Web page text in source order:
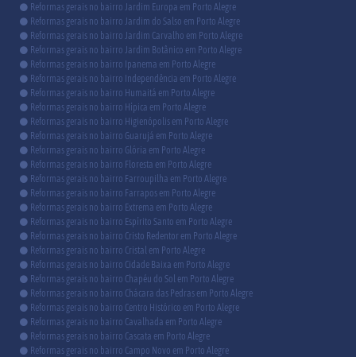
Reformas gerais no bairro Jardim Europa em Porto Alegre
Reformas gerais no bairro Jardim do Salso em Porto Alegre
Reformas gerais no bairro Jardim Carvalho em Porto Alegre
Reformas gerais no bairro Jardim Botânico em Porto Alegre
Reformas gerais no bairro Ipanema em Porto Alegre
Reformas gerais no bairro Independência em Porto Alegre
Reformas gerais no bairro Humaitá em Porto Alegre
Reformas gerais no bairro Hípica em Porto Alegre
Reformas gerais no bairro Higienópolis em Porto Alegre
Reformas gerais no bairro Guarujá em Porto Alegre
Reformas gerais no bairro Glória em Porto Alegre
Reformas gerais no bairro Floresta em Porto Alegre
Reformas gerais no bairro Farroupilha em Porto Alegre
Reformas gerais no bairro Farrapos em Porto Alegre
Reformas gerais no bairro Extrema em Porto Alegre
Reformas gerais no bairro Espírito Santo em Porto Alegre
Reformas gerais no bairro Cristo Redentor em Porto Alegre
Reformas gerais no bairro Cristal em Porto Alegre
Reformas gerais no bairro Cidade Baixa em Porto Alegre
Reformas gerais no bairro Chapéu do Sol em Porto Alegre
Reformas gerais no bairro Chácara das Pedras em Porto Alegre
Reformas gerais no bairro Centro Histórico em Porto Alegre
Reformas gerais no bairro Cavalhada em Porto Alegre
Reformas gerais no bairro Cascata em Porto Alegre
Reformas gerais no bairro Campo Novo em Porto Alegre